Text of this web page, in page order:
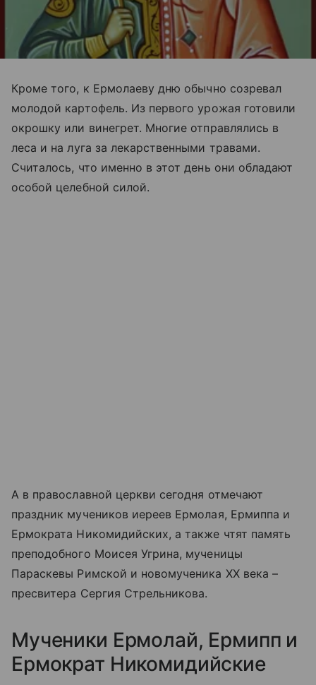
Кроме того, к Ермолаеву дню обычно созревал
молодой картофель. Из первого урожая готовили
окрошку или винегрет. Многие отправлялись в
леса и на луга за лекарственными травами.
Считалось, что именно в этот день они обладают
особой целебной силой.
А в православной церкви сегодня отмечают
праздник мучеников иереев Ермолая, Ермиппа и
Ермократа Никомидийских, а также чтят память
преподобного Моисея Угрина, мученицы
Параскевы Римской и новомученика XX века –
пресвитера Сергия Стрельникова.
Мученики Ермолай, Ермипп и
Ермократ Никомидийские